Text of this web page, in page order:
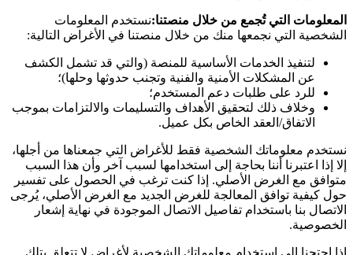
المعلومات التي تُجمع من خلال منصتنا:نستخدم المعلومات
الشخصية التي نجمعها منك من خلال منصتنا في الأغراض التالية:
لتنفيذ الخدمات الأساسية للمنصة (والتي قد تشمل الكشف
عن المشكلات الأمنية والفنية وتجنب حدوثها وحلها)؛
للرد على طلبات دعم المستخدم؛
وخلاف ذلك لتحقيق الأهداف والتسليمات والالتزامات بموجب
الاتفاق/العقد الخاص بكل عميل.
نستخدم معلوماتك الشخصية فقط للأغراض التي جمعناها من أجلها،
إلا إذا اعتبرنا أننا بحاجة إلى استخدامها لسبب آخر وأن هذا السبب
متوافق مع الغرض الأصلي. إذا كنت ترغب في الحصول على تفسير
حول كيفية توافق المعالجة للغرض الجديد مع الغرض الأصلي، يُرجى
الاتصال بنا باستخدام تفاصيل الاتصال الموجودة في نهاية إشعار
الخصوصية.
إذا احتجنا إلى استخدام معلوماتك الشخصية لأغراض لا تتعلق بتلك